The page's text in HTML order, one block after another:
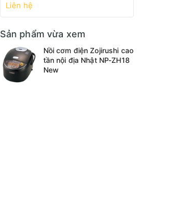
Liên hệ
Sản phẩm vừa xem
Nồi cơm điện Zojirushi cao
tần nội địa Nhật NP-ZH18
New